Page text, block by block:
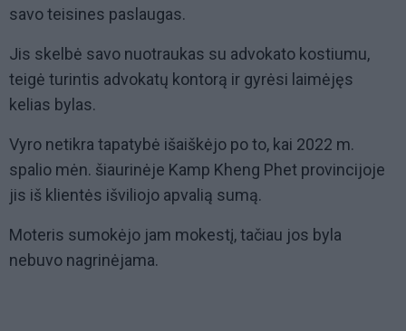
savo teisines paslaugas.
Jis skelbė savo nuotraukas su advokato kostiumu,
teigė turintis advokatų kontorą ir gyrėsi laimėjęs
kelias bylas.
Vyro netikra tapatybė išaiškėjo po to, kai 2022 m.
spalio mėn. šiaurinėje Kamp Kheng Phet provincijoje
jis iš klientės išviliojo apvalią sumą.
Moteris sumokėjo jam mokestį, tačiau jos byla
nebuvo nagrinėjama.